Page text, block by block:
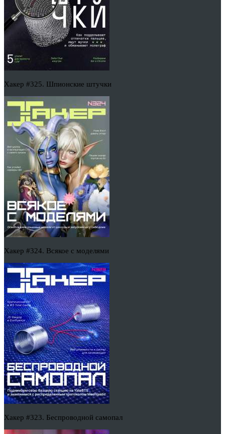
Хакер #325. Шпионские штучки
Хакер #324. Всякое с моделями
Хакер #323. Беспроводной самопал